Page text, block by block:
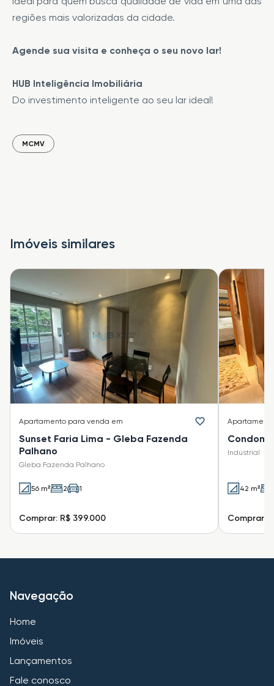
regiões mais valorizadas da cidade.
Agende sua visita e conheça o seu novo lar!
HUB Inteligência Imobiliária
Do investimento inteligente ao seu lar ideal!
MCMV
Imóveis similares
Apartamento para venda em
Sunset Faria Lima - Gleba Fazenda
Palhano
Gleba Fazenda Palhano
56 m² 2 1
Comprar: R$ 399.000
Industrial
42 m²
Comprar:
Navegação
Home
Imóveis
Lançamentos
Fale conosco